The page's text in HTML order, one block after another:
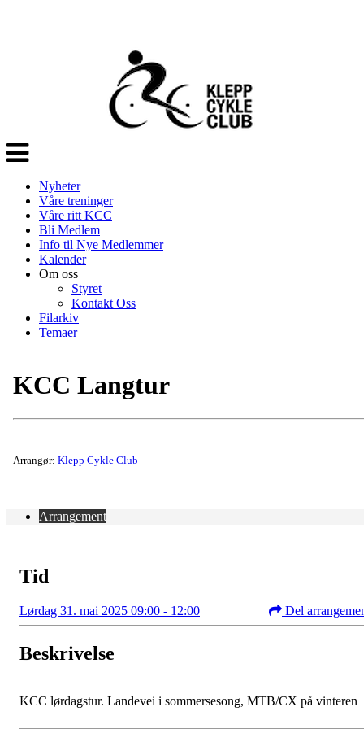
Veksle
navigasjon
Nyheter
Våre treninger
Våre ritt KCC
Bli Medlem
Info til Nye Medlemmer
Kalender
Om oss
Styret
Kontakt Oss
Filarkiv
Temaer
KCC Langtur
Arrangør: Klepp Cykle Club
Arrangement
Tid
Lørdag 31. mai 2025 09:00 - 12:00 Del
Beskrivelse
KCC lørdagstur. Landevei i sommersesong, MTB/CX på vinteren